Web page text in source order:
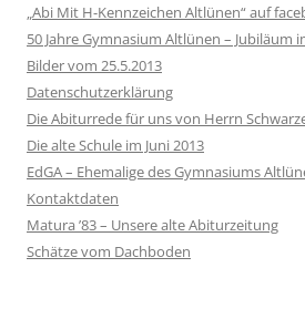
„Abi Mit H-Kennzeichen Altlünen“ auf
50 Jahre Gymnasium Altlünen – Jubiläum
Bilder vom 25.5.2013
Datenschutzerklärung
Die Abiturrede für uns von Herrn
Die alte Schule im Juni 2013
EdGA – Ehemalige des Gymnasiums
Kontaktdaten
Matura ’83 – Unsere alte Abiturzeitung
Schätze vom Dachboden